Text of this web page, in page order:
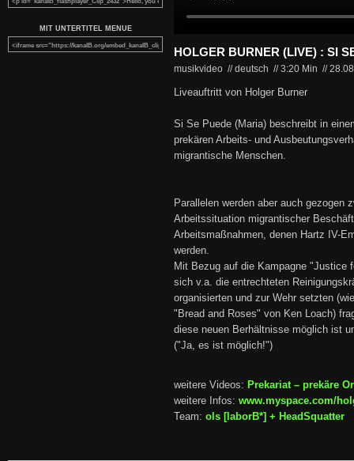
MIT UNTERTITEL MENUE
HOLGER BURNER (LIVE) : SI
musikvideo // deutsch //3:20 Min //
Liveauftritt von Holger Burner
Si Se Puede (Maria) beschreibt in
prekären Arbeits- und
migrantische Menschen.
Parallelen werden aber auch gezogen
Arbeitssituation migrantischer
Arbeitsmaßnahmen, denen Hartz IV-
werden.
Mit Bezug auf die Kampagne "Justice
sich v.a. die entrechteten
organisierten und zur Wehr setzten
"Bread and Roses" von Ken Loach)
diese neuen Berhältnisse möglich ist
("Ja, es ist möglich!")
weitere Videos: Prekariat – prekäre
weitere Infos: www.myspace.com/
Team: ols [laborB*] + HeadSquatter